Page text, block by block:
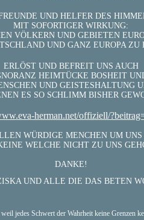
UND HELFER DES
MIT SOFORTIGER WIRKUNG:
VÖLKERN UND GEBIETEN
UND GANZ EUROPA ZU
ERLÖST UND BEFREIT UNS AUCH
HEIMTÜCKE BOSHEIT
UND GEISTESHALTUNG
ES SO SCHLIMM BISHER
herman.net/offiziell/
WÜRDIGE MENCHEN UM
WELCHE NICHT ZU UNS
DANKE!
UND ALLE DIE DAS BETEN
jedes Schwert der Wahrheit keine Grenzen